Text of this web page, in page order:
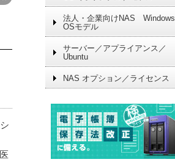
法人・企業向けNAS Windows
OSモデル
サーバー／アプライアンス／
Ubuntu
NAS オプション／ライセンス